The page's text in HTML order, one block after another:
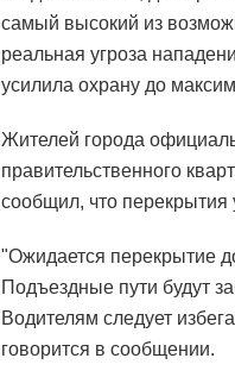
самый высокий из
реальная угроза
усилила охрану до
Жителей города
правительственного
сообщил, что перекрытия
"Ожидается перекрытие
Подъездные пути будут
Водителям следует
говорится в сообщении.